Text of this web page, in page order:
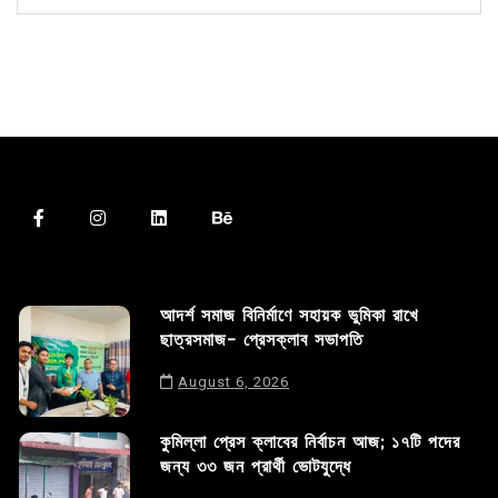
আদর্শ সমাজ বিনির্মাণে সহায়ক ভুমিকা রাখে
ছাত্রসমাজ- প্রেসক্লাব সভাপতি
August 6, 2026
কুমিল্লা প্রেস ক্লাবের নির্বাচন আজ; ১৭টি পদের
জন্য ৩৩ জন প্রার্থী ভোটযুদ্ধে